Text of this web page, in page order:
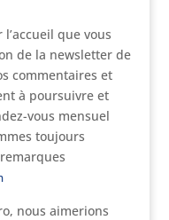
que vous
de la newsletter de
commentaires et
à poursuivre et
vous mensuel
toujours
nous aimerions